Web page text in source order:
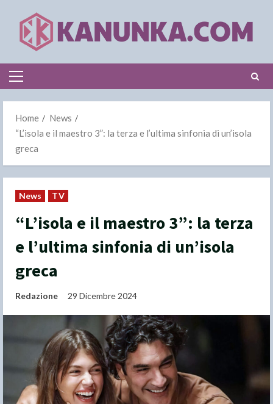
content
Primary
Home
News
“L’isola e il maestro 3”: la terza e l’ultima sinfonia di un’isola
greca
News TV
“L’isola e il maestro 3”: la terza
e l’ultima sinfonia di un’isola
greca
Redazione 29 Dicembre 2024